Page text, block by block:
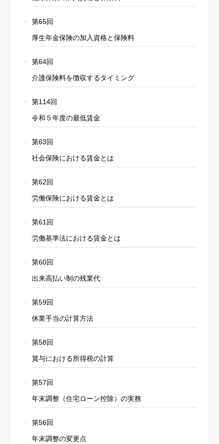
第65回
厚生年金保険の加入資格と保険料
第64回
介護保険料を徴収するタイミング
第114回
令和５年度の最低賃金
第63回
社会保険における賃金とは
第62回
労働保険における賃金とは
第61回
労働基準法における賃金とは
第60回
出来高払い制の残業代
第59回
休業手当の計算方法
第58回
賞与における所得税の計算
第57回
年末調整（住宅ローン控除）の実務
第56回
年末調整の変更点